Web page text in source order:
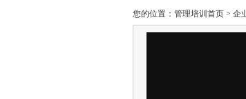
您的位置： 管理培训首页 > 企